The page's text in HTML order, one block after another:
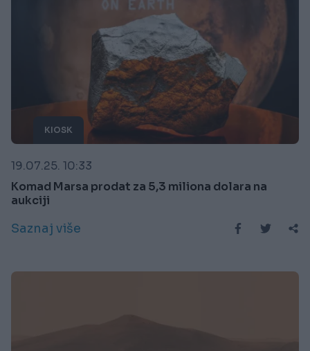
KIOSK
19.07.25. 10:33
Komad Marsa prodat za 5,3 miliona dolara na
aukciji
Saznaj više